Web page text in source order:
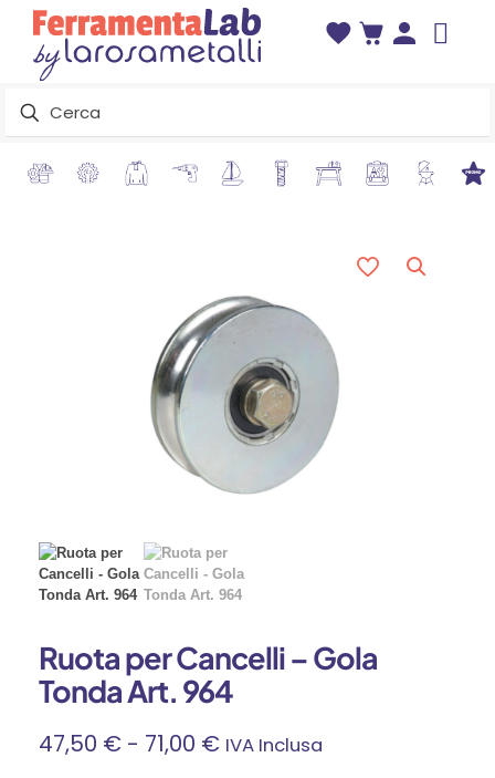
Ruota per Cancelli – Gola
Tonda Art. 964
47,50 € - 71,00 €Fascia
IVA Inclusa